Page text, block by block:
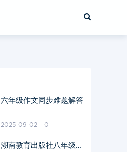
六年级作文同步难题解答
2025-09-02 0
湖南教育出版社八年级生